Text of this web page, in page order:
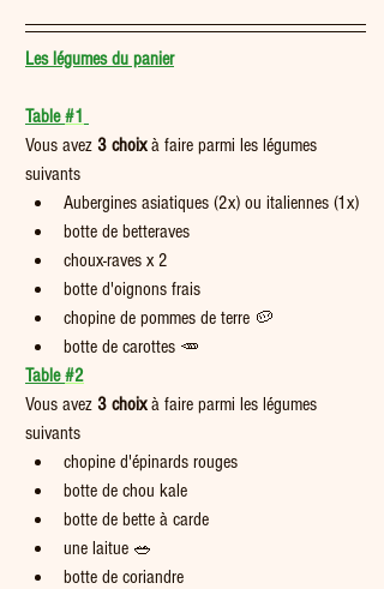
Les légumes du panier
Table #1
Vous avez 3 choix à faire parmi les légumes
suivants
Aubergines asiatiques (2x) ou italiennes (1x)
botte de betteraves
choux-raves x 2
botte d'oignons frais
chopine de pommes de terre 🥔
botte de carottes 🥕
Table #2
Vous avez 3 choix à faire parmi les légumes
suivants
chopine d'épinards rouges
botte de chou kale
botte de bette à carde
une laitue 🥗
botte de coriandre